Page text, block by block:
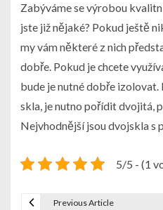
Zabýváme se výrobou
jste již nějaké? Pokud ještě
my vám některé z nich
dobře. Pokud je chcete
bude je nutné dobře
skla, je nutno pořídit dvojitá,
Nejvhodnější jsou dvojskla s
5/5 - (1
Previous Article